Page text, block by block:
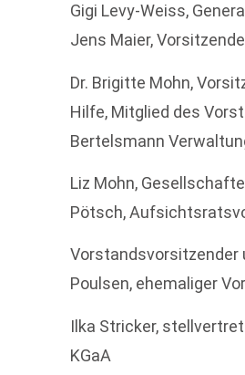
Gigi Levy-Weiss,
Jens Maier,
Dr. Brigitte Mohn,
Hilfe, Mitglied des
Bertelsmann
Liz Mohn,
Pötsch,
Vorstandsvorsitzender
Poulsen, ehemaliger
Ilka Stricker,
KGaA